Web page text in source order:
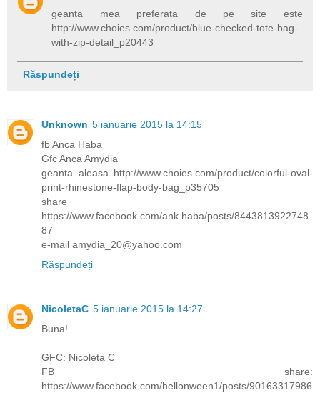
geanta mea preferata de pe site este
http://www.choies.com/product/blue-checked-tote-bag-
with-zip-detail_p20443
Răspundeți
Unknown 5 ianuarie 2015 la 14:15
fb Anca Haba
Gfc Anca Amydia
geanta aleasa http://www.choies.com/product/colorful-oval-
print-rhinestone-flap-body-bag_p35705
share
https://www.facebook.com/ank.haba/posts/8443813922748
87
e-mail amydia_20@yahoo.com
Răspundeți
NicoletaC 5 ianuarie 2015 la 14:27
Buna!
GFC: Nicoleta C
FB share:
https://www.facebook.com/hellonween1/posts/90163317986